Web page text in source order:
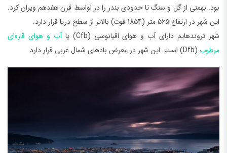
بود. بهمنی از گل و سنگ تا حدودی بندر را در اواسط قرن هفدهم ویران کرد.
این شهر در ارتفاع 565 متر (1854 فوت) بالاتر از سطح دریا قرار دارد.
شهر تروندهایم دارای آب و هوای اقیانوسی (Cfb) یا
آب و هوای قاره‌ای
مرطوب (Dfb) است. این شهر در معرض بادهای شمال غربی قرار دارد.